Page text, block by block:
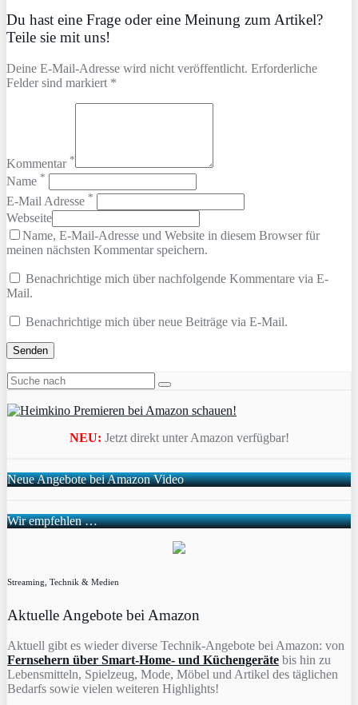
Du hast eine Frage oder eine Meinung zum Artikel?
Teile sie mit uns!
Deine E-Mail-Adresse wird nicht veröffentlicht. Erforderliche
Felder sind markiert *
Kommentar *
Name *
E-Mail Adresse *
Webseite
Name, E-Mail-Adresse und Website in diesem Browser für
meinen nächsten Kommentar speichern.
Benachrichtige mich über nachfolgende Kommentare via E-
Mail.
Benachrichtige mich über neue Beiträge via E-Mail.
NEU: Jetzt direkt unter Amazon verfügbar!
Neue Angebote bei Amazon Video
Wir empfehlen …
Streaming, Technik & Medien
Aktuelle Angebote bei Amazon
Aktuell gibt es wieder diverse Technik-Angebote bei Amazon: von
Fernsehern über Smart-Home- und Küchengeräte bis hin zu
Lebensmitteln, Spielzeug, Mode, Möbel und Artikel des täglichen
Bedarfs sowie vielen weiteren Highlights!